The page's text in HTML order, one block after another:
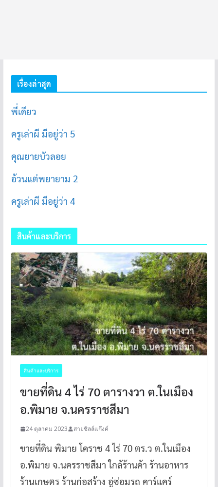
เรื่องล่าสุด
พี่เดียว
ครูเล่าผี มีอยู่ว่า 5
คุณยายบัวลอย
อ้วนแต่พยายาม 2
ครูเล่าผี มีอยู่ว่า 4
สินค้าและบริการ
สินค้าและบริการ
ขายที่ดิน 4 ไร่ 70 ตารางวา ต.ในเมือง
อ.พิมาย จ.นครราชสีมา
24 ตุลาคม 2023 สายชิลล์แก๊งค์
ขายที่ดิน พิมาย โคราช 4 ไร่ 70 ตร.ว ต.ในเมือง
อ.พิมาย จ.นครราชสีมา ใกล้ร้านค้า ร้านอาหาร
ร้านเกษตร ร้านก่อสร้าง อู่ซ่อมรถ คาร์แคร์